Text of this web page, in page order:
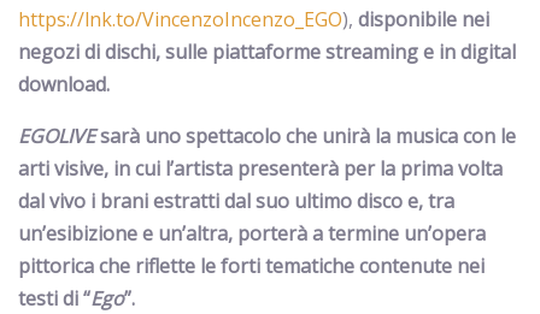
https://lnk.to/VincenzoIncenzo_EGO), disponibile nei
negozi di dischi, sulle piattaforme streaming e in digital
download.
EGOLIVEsarà uno spettacolo che unirà la musica con le
arti visive, in cui l’artista presenterà per la prima volta
dal vivo i brani estratti dal suo ultimo disco e, tra
un’esibizione e un’altra, porterà a termine un’opera
pittorica che riflette le forti tematiche contenute nei
testi di “Ego”.